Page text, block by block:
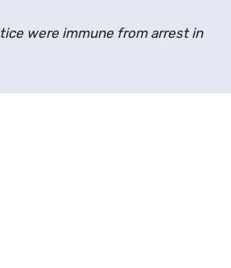
were immune from arrest in